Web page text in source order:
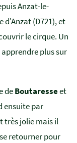
Anzat-le-
(D721), et
le cirque. Un
plus sur
deBoutaresseet
ensuite par
très jolie mais il
retourner pour